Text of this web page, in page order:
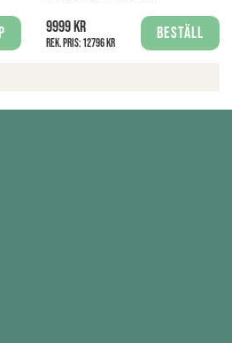
9999 kr
Rek. pris:12796 kr
Beställ